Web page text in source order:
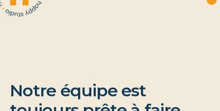
Notre équipe est